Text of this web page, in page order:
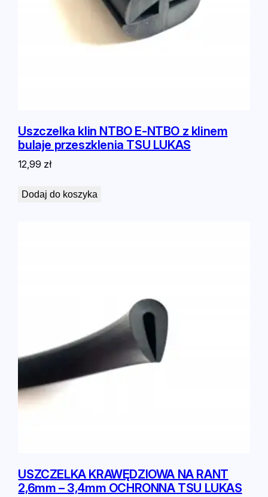
Uszczelka klin NTBO E-NTBO z klinem
bulaje przeszklenia TSU LUKAS
12,99 zł
Dodaj do koszyka
USZCZELKA KRAWĘDZIOWA NA RANT
2,6mm – 3,4mm OCHRONNA TSU LUKAS